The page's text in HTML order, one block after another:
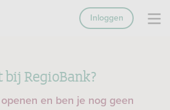
bij RegioBank?
en ben je nog geen
Inloggen